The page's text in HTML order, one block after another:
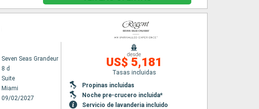
Seven Seas Grandeur
8 d
Suite
Miami
09/02/2027
desde
US$ 5,181
Tasas incluidas
Propinas incluidas
Noche pre-crucero incluida*
Servicio de lavanderia incluido